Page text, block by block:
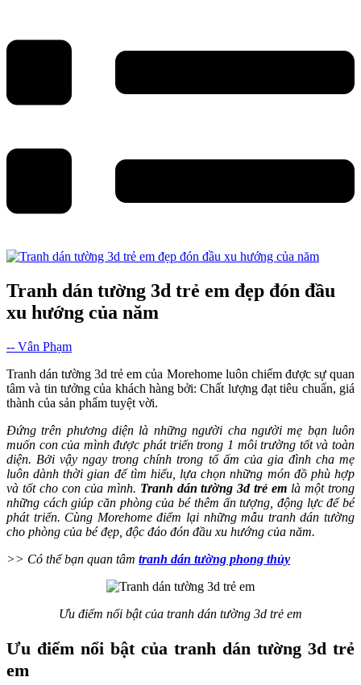
Tranh dán tường 3d trẻ em đẹp đón đầu
xu hướng của năm
-- Vân Phạm
Tranh dán tường 3d trẻ em của Morehome luôn chiếm được sự quan
tâm và tin tưởng của khách hàng bởi: Chất lượng đạt tiêu chuẩn, giá
thành của sản phẩm tuyệt vời.
Đứng trên phương diện là những người cha người mẹ bạn luôn
muốn con của mình được phát triển trong 1 môi trường tốt và toàn
diện. Bởi vậy ngay trong chính trong tổ ấm của gia đình cha mẹ
luôn dành thời gian để tìm hiểu, lựa chọn những món đồ phù hợp
và tốt cho con của mình. Tranh dán tường 3d trẻ em là một trong
những cách giúp căn phòng của bé thêm ấn tượng, động lực để bé
phát triển. Cùng Morehome điểm lại những mẫu tranh dán tường
cho phòng của bé đẹp, độc đáo đón đầu xu hướng của năm.
>> Có thể bạn quan tâm tranh dán tường phong thủy
Ưu điểm nổi bật của tranh dán tường 3d trẻ em
Ưu điểm nổi bật của tranh dán tường 3d trẻ
em